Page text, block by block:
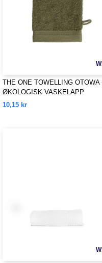
THE ONE TOWELLING OTOWA
ØKOLOGISK VASKELAPP
10,15 kr